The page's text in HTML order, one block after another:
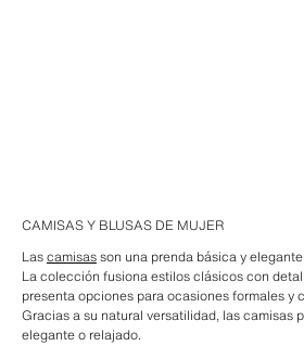
CAMISAS Y BLUSAS DE MUJER
Lascamisasson una prenda básica y
La colección fusiona estilos clásicos con
presenta opciones para ocasiones formales y
Gracias a su natural versatilidad, las camisas
elegante o relajado.